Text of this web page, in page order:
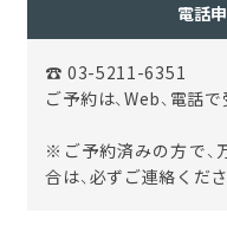
電話
☎ 03-5211-6351
ご予約は、Web、電話で
※ご予約済みの方で、
合は、必ずご連絡くださ